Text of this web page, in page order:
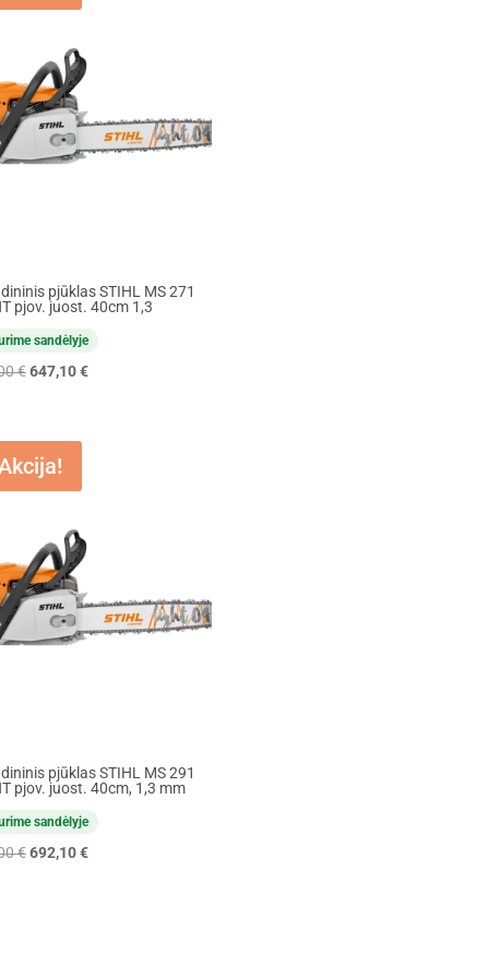
pjūklas STIHL MS 271
pjov. juost. 40cm 1,3
sandėlyje
€Original
719,00 €.
647,10€Current
pjūklas STIHL MS 291
pjov. juost. 40cm, 1,3 mm
sandėlyje
€Original
692,10€Current